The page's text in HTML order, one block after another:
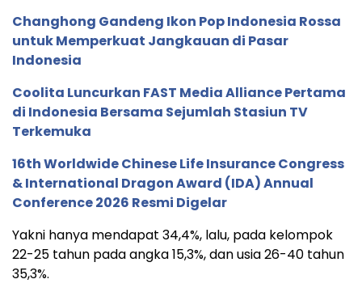
Changhong Gandeng Ikon Pop Indonesia Rossa
untuk Memperkuat Jangkauan di Pasar
Indonesia
Coolita Luncurkan FAST Media Alliance Pertama
di Indonesia Bersama Sejumlah Stasiun TV
Terkemuka
16th Worldwide Chinese Life Insurance Congress
& International Dragon Award (IDA) Annual
Conference 2026 Resmi Digelar
Yakni hanya mendapat 34,4%, lalu, pada kelompok
22-25 tahun pada angka 15,3%, dan usia 26-40 tahun
35,3%.